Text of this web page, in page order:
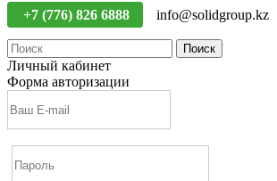
+7 (776) 826 6888 info@solidgroup.kz
Поиск
Личный кабинет
Форма авторизации